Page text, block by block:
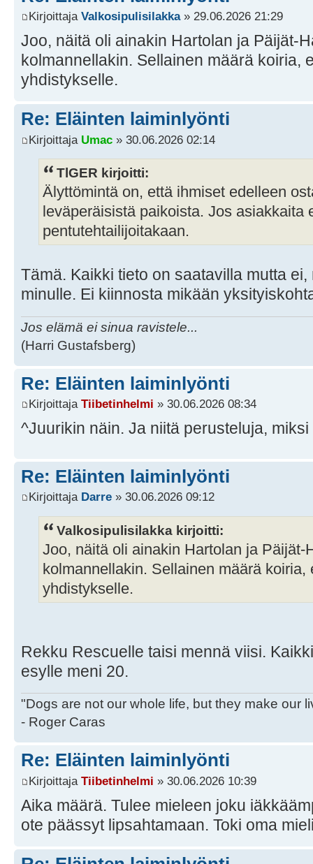
Kirjoittaja Valkosipulisilakka» 29.06.2026 21:29
Joo, näitä oli ainakin Hartolan ja Päijät-
kolmannellakin. Sellainen määrä koiria,
yhdistykselle.
Re: Eläinten laiminlyönti
Kirjoittaja Umac » 30.06.2026 02:14
TlGER kirjoitti:
Älyttömintä on, että ihmiset edelleen
leväperäisistä paikoista. Jos asiakkaita
pentutehtailijoitakaan.
Tämä. Kaikki tieto on saatavilla mutta
minulle. Ei kiinnosta mikään
Jos elämä ei sinua ravistele...
(Harri Gustafsberg)
Re: Eläinten laiminlyönti
Kirjoittaja Tiibetinhelmi » 30.06.2026 08:34
^Juurikin näin. Ja niitä perusteluja,
Re: Eläinten laiminlyönti
Kirjoittaja Darre » 30.06.2026 09:12
Valkosipulisilakka kirjoitti:
Joo, näitä oli ainakin Hartolan ja Päijät-
kolmannellakin. Sellainen määrä
yhdistykselle.
Rekku Rescuelle taisi mennä viisi.
esylle meni 20.
"Dogs are not our whole life, but they make our
- Roger Caras
Re: Eläinten laiminlyönti
Kirjoittaja Tiibetinhelmi » 30.06.2026 10:39
Aika määrä. Tulee mieleen joku
ote päässyt lipsahtamaan. Toki oma